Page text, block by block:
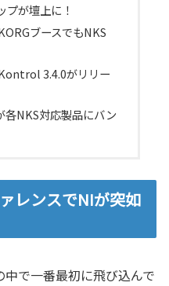
が壇上に！
ブースでもNKS
3.4.0がリリー
NKS対応製品にバン
レンスでNIが突如
で一番最初に飛び込んで